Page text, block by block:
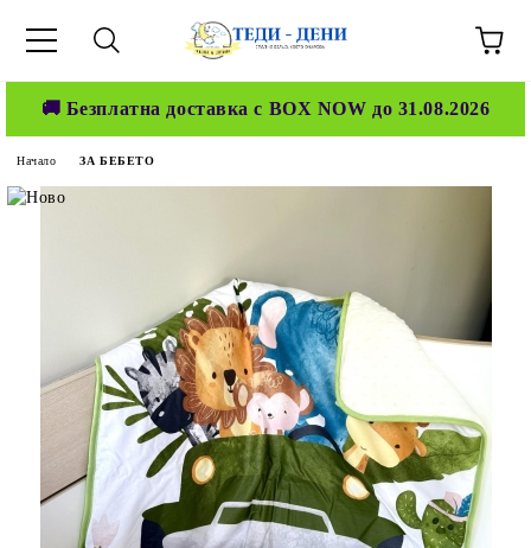
🚚 Безплатна доставка с BOX NOW до 31.08.2026
Начало ЗА БЕБЕТО